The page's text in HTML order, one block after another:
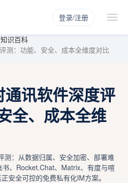
登录/注册
知识百科
测：功能、安全、成本全维度对比
讯软件深度评
全、成本全维
测：从数据归属、安全加密、部署难
、Rocket.Chat、Matrix、有度与喧
安全可控的免费私有化IM方案。